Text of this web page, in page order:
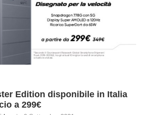
Edition disponibile in Italia
a 299€